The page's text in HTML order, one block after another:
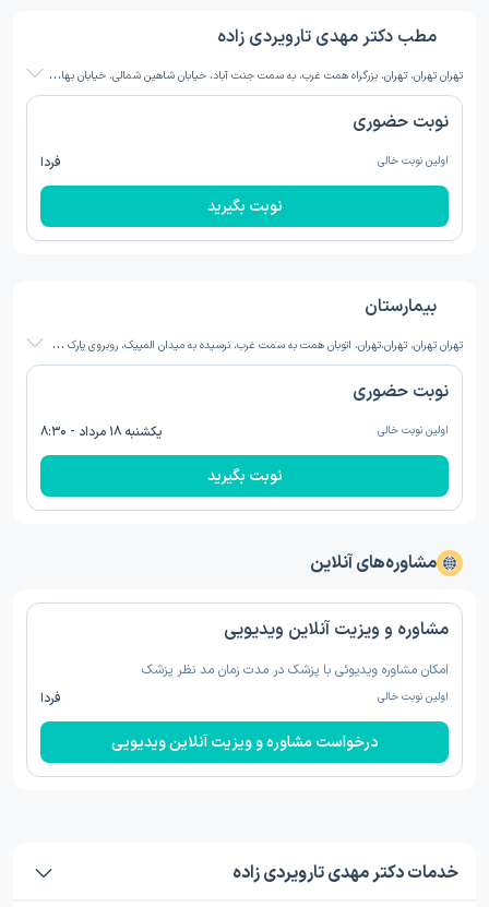
مطب دکتر مهدی تارویردی زاده
ت
هران تهران، تهران، بزرگراه همت غرب، به سمت جنت آباد، خیابان شاهین شمالی، خیابان بهار، پلاک 17، بیمارستان عرفان نیایش
نوبت حضوری
اولین نوبت خالی فردا
نوبت بگیرید
بیمارستان
ت
هران تهران، تهران،تهران، اتوبان همت به سمت غرب، نرسیده به میدان المپیک، روبروی پارک جوانمردان، بیمارستان نیکان غرب
نوبت حضوری
اولین نوبت خالی یکشنبه ۱۸ مرداد - ۸:۳۰
نوبت بگیرید
مشاوره‌های آنلاین
مشاوره و ویزیت آنلاین ویدیویی
امکان مشاوره ویدیوئی با پزشک در مدت زمان مد نظر پزشک
اولین نوبت خالی فردا
درخواست مشاوره و ویزیت آنلاین ویدیویی
خدمات دکتر مهدی تارویردی زاده